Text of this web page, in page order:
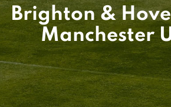
Brighton &
Manchester